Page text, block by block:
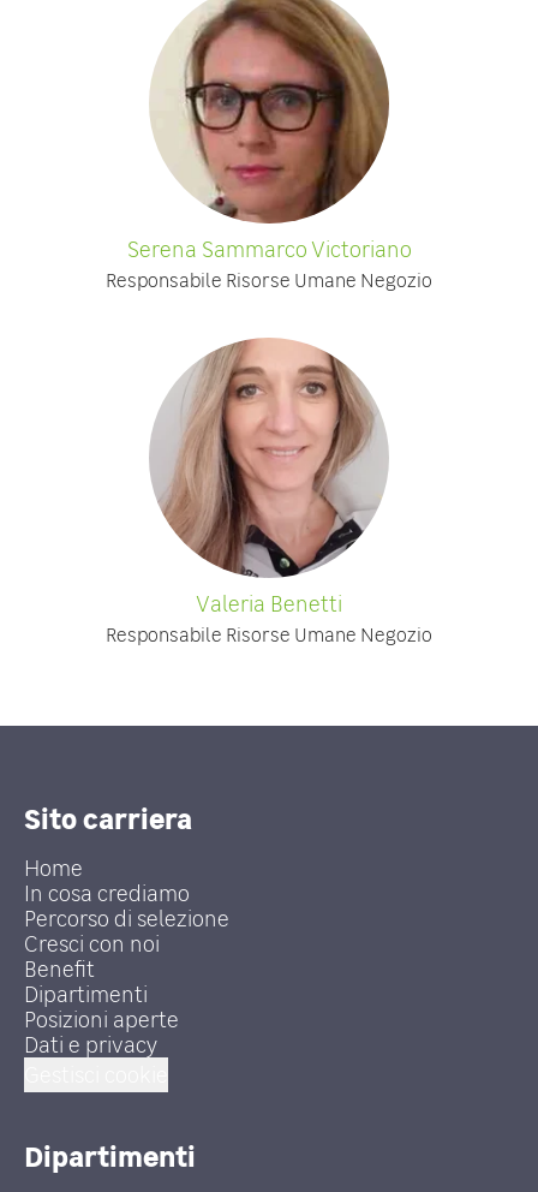
Serena Sammarco Victoriano
Responsabile Risorse Umane Negozio
Valeria Benetti
Responsabile Risorse Umane Negozio
Sito carriera
Home
In cosa crediamo
Percorso di selezione
Cresci con noi
Benefit
Dipartimenti
Posizioni aperte
Dati e privacy
Dipartimenti